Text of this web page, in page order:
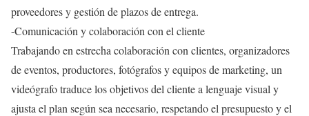
proveedores y gestión de plazos de entrega.
-Comunicación y colaboración con el cliente
Trabajando en estrecha colaboración con clientes, organizadores
de eventos, productores, fotógrafos y equipos de marketing, un
videógrafo traduce los objetivos del cliente a lenguaje visual y
ajusta el plan según sea necesario, respetando el presupuesto y el